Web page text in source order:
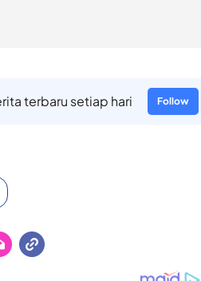
terbaru setiap hari Follow